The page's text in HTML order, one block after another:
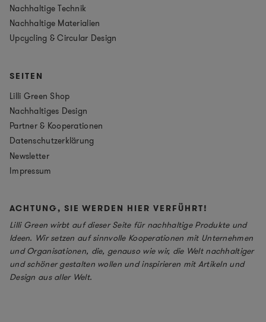
Nachhaltige Technik
Nachhaltige Materialien
Upcycling & Circular Design
SEITEN
Lilli Green Shop
Nachhaltiges Design
Partner & Kooperationen
Datenschutzerklärung
Newsletter
Impressum
ACHTUNG, SIE WERDEN HIER VERFÜHRT!
Lilli Green wirbt auf dieser Seite für nachhaltige Produkte und
Ideen. Wir setzen auf sinnvolle Kooperationen mit Unternehmen
und Organisationen, die, genauso wie wir, die Welt nachhaltiger
und schöner gestalten wollen und inspirieren mit Artikeln und
Design aus aller Welt.